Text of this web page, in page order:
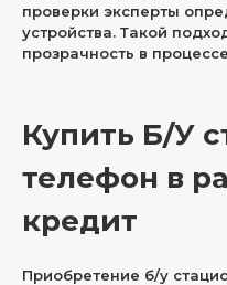
проверки эксперты
устройства. Такой
прозрачность в
Купить Б/У
телефон в
кредит
Приобретение б/у